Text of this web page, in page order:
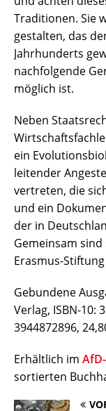
Traditionen. Sie
gestalten, das
Jahrhunderts
nachfolgende
möglich ist.
Neben
ein
leitender
vertreten, die
und ein
der in
Gemeinsam
Erasmus-
Gebundene
Verlag, ISBN-10:
3944872896,
Erhältlich im
sortierten
Wir nutzen Cookies
essenziell, während
Erfahrung zu
Wenn Sie unter 16
um Erlaubnis bitten.
Wir verwenden
Website. Einige von
helfen, diese
Anzeigen- und
Verwendung Ihrer
Einstellungen